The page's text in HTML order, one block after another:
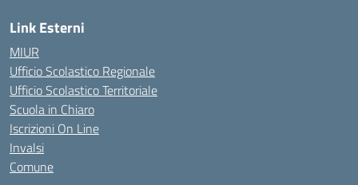
Link Esterni
MIUR
Ufficio Scolastico Regionale
Ufficio Scolastico Territoriale
Scuola in Chiaro
Iscrizioni On Line
Invalsi
Comune